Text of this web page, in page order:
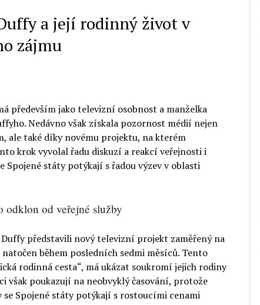
a její rodinný život v
zájmu
především jako televizní osobnost a manželka
Nedávno však získala pozornost médií nejen
ale také díky novému projektu, na kterém
krok vyvolal řadu diskuzí a reakcí veřejnosti i
Spojené státy potýkají s řadou výzev v oblasti
odklon od veřejné služby
Duffy představili nový televizní projekt zaměřený na
během posledních sedmi měsíců. Tento
rodinná cesta“, má ukázat soukromí jejich rodiny
však poukazují na neobvyklý časování, protože
se Spojené státy potýkají s rostoucími cenami